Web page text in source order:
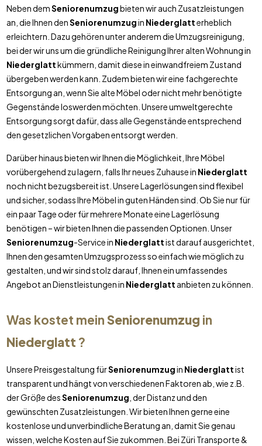
Neben demSeniorenumzugbieten wir auch Zusatzleistungen
an, die Ihnen denSeniorenumzugin Niederglatterheblich
erleichtern. Dazu gehören unter anderem die Umzugsreinigung,
bei der wir uns um die gründliche Reinigung Ihrer alten Wohnung in
Niederglattkümmern, damit diese in einwandfreiem Zustand
übergeben werden kann. Zudem bieten wir eine fachgerechte
Entsorgung an, wenn Sie alte Möbel oder nicht mehr benötigte
Gegenstände loswerden möchten. Unsere umweltgerechte
Entsorgung sorgt dafür, dass alle Gegenstände entsprechend
den gesetzlichen Vorgaben entsorgt werden.
Darüber hinaus bieten wir Ihnen die Möglichkeit, Ihre Möbel
vorübergehend zu lagern, falls Ihr neues Zuhause in Niederglatt
noch nicht bezugsbereit ist. Unsere Lagerlösungen sind flexibel
und sicher, sodass Ihre Möbel in guten Händen sind. Ob Sie nur für
ein paar Tage oder für mehrere Monate eine Lagerlösung
benötigen – wir bieten Ihnen die passenden Optionen. Unser
Seniorenumzug-Service in Niederglattist darauf ausgerichtet,
Ihnen den gesamten Umzugsprozess so einfach wie möglich zu
gestalten, und wir sind stolz darauf, Ihnen ein umfassendes
Angebot an Dienstleistungen in Niederglatt anbieten zu können.
Was kostet meinSeniorenumzug in
Niederglatt ?
Unsere Preisgestaltung fürSeniorenumzugin Niederglattist
transparent und hängt von verschiedenen Faktoren ab, wie z.B.
der Größe desSeniorenumzug , der Distanz und den
gewünschten Zusatzleistungen. Wir bieten Ihnen gerne eine
kostenlose und unverbindliche Beratung an, damit Sie genau
wissen, welche Kosten auf Sie zukommen. Bei Züri Transporte &